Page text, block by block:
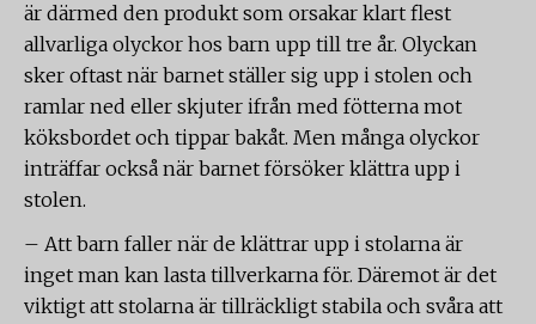
är därmed den produkt som orsakar klart flest
allvarliga olyckor hos barn upp till tre år. Olyckan
sker oftast när barnet ställer sig upp i stolen och
ramlar ned eller skjuter ifrån med fötterna mot
köksbordet och tippar bakåt. Men många olyckor
inträffar också när barnet försöker klättra upp i
stolen.
– Att barn faller när de klättrar upp i stolarna är
inget man kan lasta tillverkarna för. Däremot är det
viktigt att stolarna är tillräckligt stabila och svåra att